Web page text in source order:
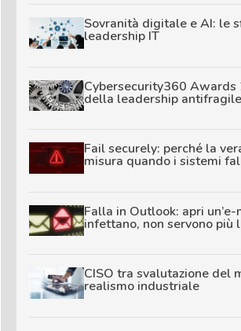
Sovranità digitale e AI: le
leadership IT
Cybersecurity360 Awards
della leadership antifragile
Fail securely: perché la
misura quando i sistemi
Falla in Outlook: apri
infettano, non servono più
CISO tra svalutazione del
realismo industriale